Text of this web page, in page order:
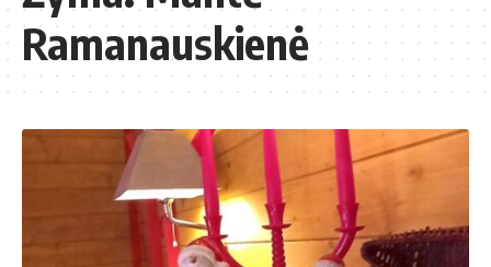
Ramanauskienė